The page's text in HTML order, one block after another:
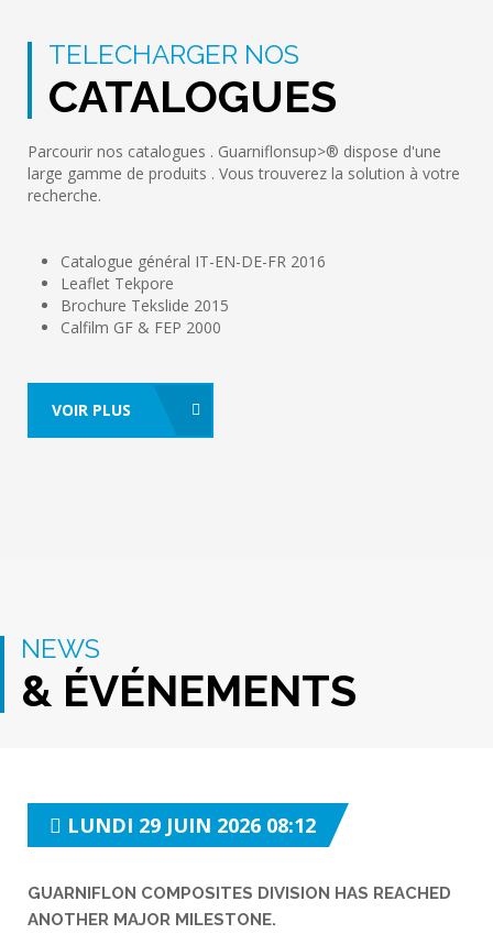
TELECHARGER NOS
CATALOGUES
Parcourir nos catalogues . Guarniflonsup>® dispose d'une
large gamme de produits . Vous trouverez la solution à votre
recherche.
Catalogue général IT-EN-DE-FR 2016
Leaflet Tekpore
Brochure Tekslide 2015
Calfilm GF & FEP 2000
VOIR PLUS
NEWS
& ÉVÉNEMENTS
LUNDI 29 JUIN 2026 08:12
GUARNIFLON COMPOSITES DIVISION HAS REACHED
ANOTHER MAJOR MILESTONE.